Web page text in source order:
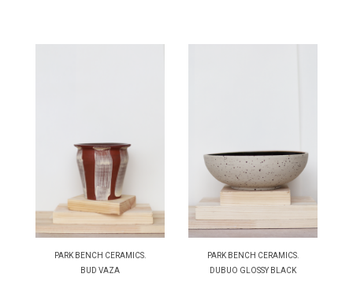
PARK BENCH CERAMICS.
BUD VAZA
PARK BENCH CERAMICS.
DUBUO GLOSSY BLACK